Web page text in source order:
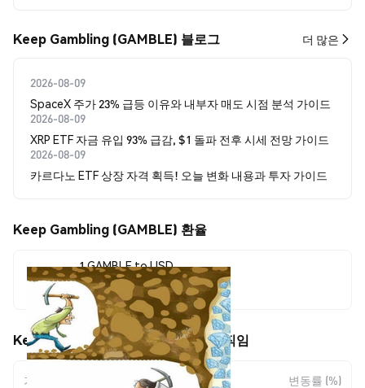
Keep Gambling (GAMBLE) 블로그 더 많은
2026-08-09
SpaceX 주가 23% 급등 이유와 내부자 매도 시점 분석 가이드
2026-08-09
XRP ETF 자금 유입 93% 급감, $1 돌파 전후 시세 전망 가이드
2026-08-09
카르다노 ETF 상장 자격 획득! 오늘 변화 내용과 투자 가이드
Keep Gambling (GAMBLE) 환율
1 GAMBLE to USD
$0.00002152
Keep Gambling (GAMBLE) 가격 움직임
기간 변동 폭 변동률 (%)